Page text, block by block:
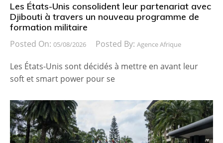
Les États-Unis consolident leur partenariat avec
Djibouti à travers un nouveau programme de
formation militaire
Posted On: 05/08/2026 Posted By: Agence Afrique
Les États-Unis sont décidés à mettre en avant leur
soft et smart power pour se